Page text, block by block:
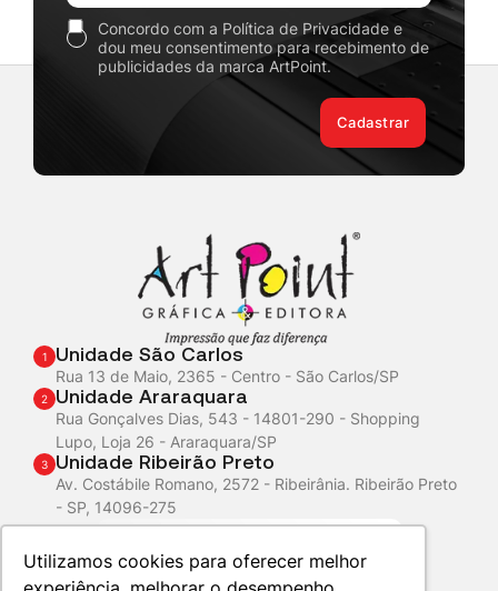
Utilizamos cookies para oferecer melhor
Concordo com a Política de Privacidade e
dou meu consentimento para recebimento de
publicidades da marca ArtPoint.
Cadastrar
1 Unidade São Carlos
Rua 13 de Maio, 2365 - Centro - São Carlos/SP
2 Unidade Araraquara
Rua Gonçalves Dias, 543 - 14801-290 - Shopping
Lupo, Loja 26 - Araraquara/SP
3 Unidade Ribeirão Preto
Av. Costábile Romano, 2572 - Ribeirânia. Ribeirão Preto
- SP, 14096-275
AtendimentoWhatsApp